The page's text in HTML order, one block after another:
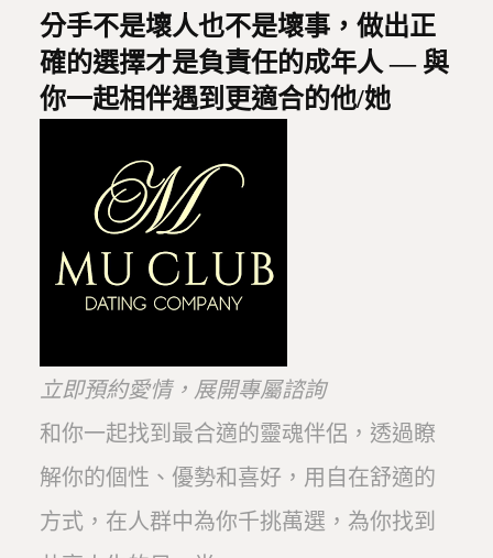
分手不是壞人也不是壞事，做出正
確的選擇才是負責任的成年人 — 與
你一起相伴遇到更適合的他/她
立即預約愛情，展開專屬諮詢
和你一起找到最合適的靈魂伴侶，透過瞭
解你的個性、優勢和喜好，用自在舒適的
方式，在人群中為你千挑萬選，為你找到